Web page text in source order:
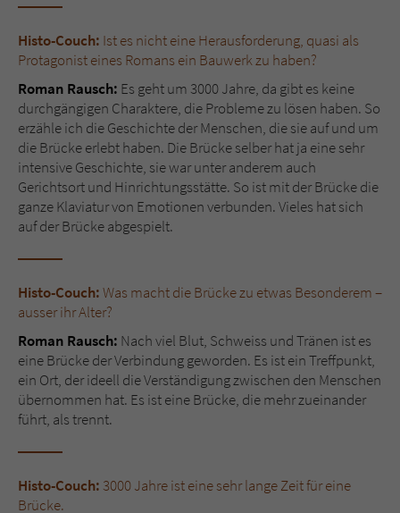
Histo-Couch: Ist es nicht eine Herausforderung, quasi als
Protagonist eines Romans ein Bauwerk zu haben?
Roman Rausch: Es geht um 3000 Jahre, da gibt es keine
durchgängigen Charaktere, die Probleme zu lösen haben. So
erzähle ich die Geschichte der Menschen, die sie auf und um
die Brücke erlebt haben. Die Brücke selber hat ja eine sehr
intensive Geschichte, sie war unter anderem auch
Gerichtsort und Hinrichtungsstätte. So ist mit der Brücke die
ganze Klaviatur von Emotionen verbunden. Vieles hat sich
auf der Brücke abgespielt.
Histo-Couch:Was macht die Brücke zu etwas Besonderem –
ausser ihr Alter?
Roman Rausch: Nach viel Blut, Schweiss und Tränen ist es
eine Brücke der Verbindung geworden. Es ist ein Treffpunkt,
ein Ort, der ideell die Verständigung zwischen den Menschen
übernommen hat. Es ist eine Brücke, die mehr zueinander
führt, als trennt.
Histo-Couch: 3000 Jahre ist eine sehr lange Zeit für eine
Brücke.
Name tx_pwcomments_ahash
Anbieter Literatur-Couch Medien GmbH & Co. KG
Laufzeit 1 Jahr
Zweck Cookie für Kommentare einzelner Buchtitel
Name fe_typo_user
Anbieter
Laufzeit
Zweck
Dieses Cookie gewährleistet die
Kommunikation der Webseite mit dem
Benutzer. Es wird benötigt um z. B. den
Sicherheitscode des Kontaktformulars zu